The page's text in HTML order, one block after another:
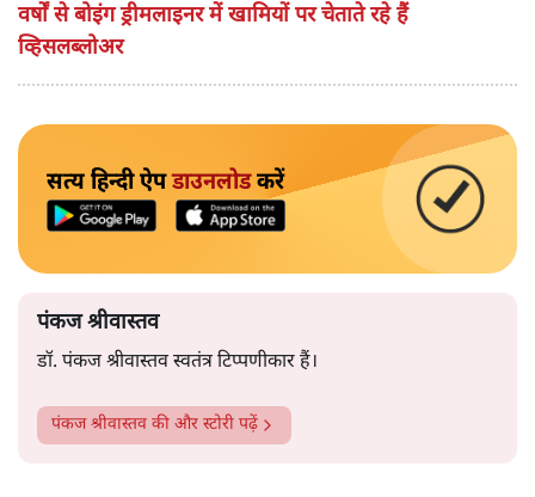
वर्षों से बोइंग ड्रीमलाइनर में खामियों पर चेताते रहे हैं
व्हिसलब्लोअर
सत्य हिन्दी ऐपडाउनलोडकरें
पंकज श्रीवास्तव
डॉ. पंकज श्रीवास्तव स्वतंत्र टिप्पणीकार हैं।
पंकज श्रीवास्तव की और स्टोरी पढ़ें